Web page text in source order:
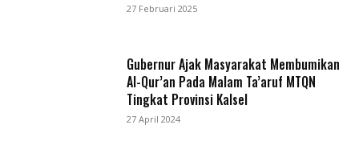
27 Februari 2025
Gubernur Ajak Masyarakat Membumikan
Al-Qur’an Pada Malam Ta’aruf MTQN
Tingkat Provinsi Kalsel
27 April 2024